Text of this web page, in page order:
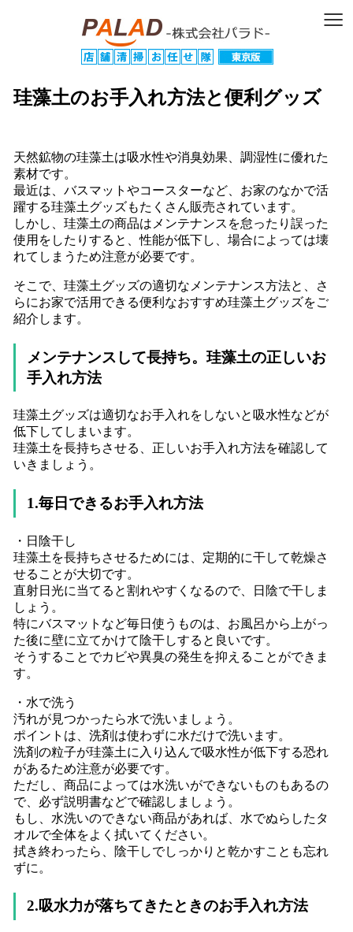
≡
珪藻土のお手入れ方法と便利グッズ
天然鉱物の珪藻土は吸水性や消臭効果、調湿性に優れた
素材です。
最近は、バスマットやコースターなど、お家のなかで活
躍する珪藻土グッズもたくさん販売されています。
しかし、珪藻土の商品はメンテナンスを怠ったり誤った
使用をしたりすると、性能が低下し、場合によっては壊
れてしまうため注意が必要です。
そこで、珪藻土グッズの適切なメンテナンス方法と、さ
らにお家で活用できる便利なおすすめ珪藻土グッズをご
紹介します。
メンテナンスして長持ち。珪藻土の正しいお
手入れ方法
珪藻土グッズは適切なお手入れをしないと吸水性などが
低下してしまいます。
珪藻土を長持ちさせる、正しいお手入れ方法を確認して
いきましょう。
1.毎日できるお手入れ方法
・日陰干し
珪藻土を長持ちさせるためには、定期的に干して乾燥さ
せることが大切です。
直射日光に当てると割れやすくなるので、日陰で干しま
しょう。
特にバスマットなど毎日使うものは、お風呂から上がっ
た後に壁に立てかけて陰干しすると良いです。
そうすることでカビや異臭の発生を抑えることができま
す。
・水で洗う
汚れが見つかったら水で洗いましょう。
ポイントは、洗剤は使わずに水だけで洗います。
洗剤の粒子が珪藻土に入り込んで吸水性が低下する恐れ
があるため注意が必要です。
ただし、商品によっては水洗いができないものもあるの
で、必ず説明書などで確認しましょう。
もし、水洗いのできない商品があれば、水でぬらしたタ
オルで全体をよく拭いてください。
拭き終わったら、陰干しでしっかりと乾かすことも忘れ
ずに。
2.吸水力が落ちてきたときのお手入れ方法